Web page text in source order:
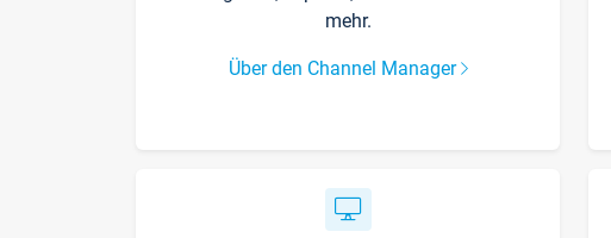
mehr.
Über den Channel Manager